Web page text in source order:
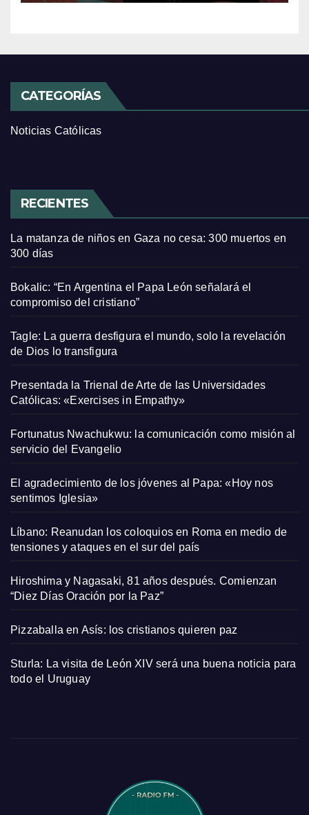
CATEGORÍAS
Noticias Católicas
RECIENTES
La matanza de niños en Gaza no cesa: 300 muertos en
300 días
Bokalic: “En Argentina el Papa León señalará el
compromiso del cristiano”
Tagle: La guerra desfigura el mundo, solo la revelación
de Dios lo transfigura
Presentada la Trienal de Arte de las Universidades
Católicas: «Exercises in Empathy»
Fortunatus Nwachukwu: la comunicación como misión al
servicio del Evangelio
El agradecimiento de los jóvenes al Papa: «Hoy nos
sentimos Iglesia»
Líbano: Reanudan los coloquios en Roma en medio de
tensiones y ataques en el sur del país
Hiroshima y Nagasaki, 81 años después. Comienzan
“Diez Días Oración por la Paz”
Pizzaballa en Asís: los cristianos quieren paz
Sturla: La visita de León XIV será una buena noticia para
todo el Uruguay